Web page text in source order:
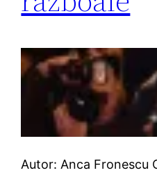
Autor: Anca Fronescu